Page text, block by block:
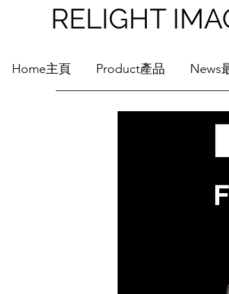
RELIGHT
Home主頁 Product產品 News